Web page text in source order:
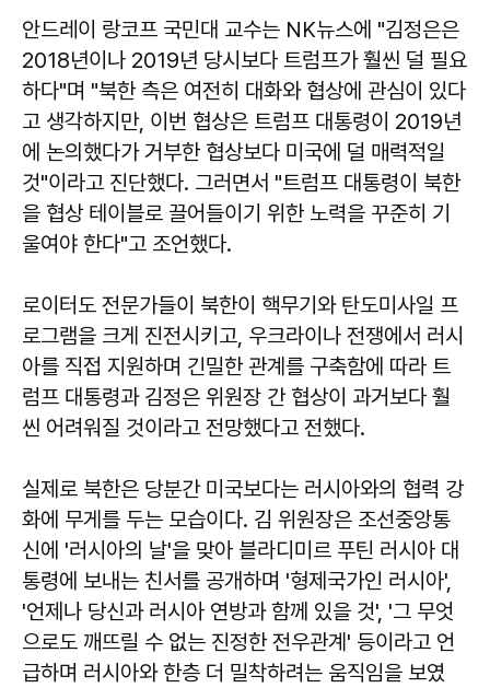
안드레이 랑코프 국민대 교수는 NK뉴스에 "김정은은
2018년이나 2019년 당시보다 트럼프가 훨씬 덜 필요
하다"며 "북한 측은 여전히 ​​대화와 협상에 관심이 있다
고 생각하지만, 이번 협상은 트럼프 대통령이 2019년
에 논의했다가 거부한 협상보다 미국에 덜 매력적일
것"이라고 진단했다. 그러면서 "트럼프 대통령이 북한
을 협상 테이블로 끌어들이기 위한 노력을 꾸준히 기
울여야 한다"고 조언했다.
로이터도 전문가들이 북한이 핵무기와 탄도미사일 프
로그램을 크게 진전시키고, 우크라이나 전쟁에서 러시
아를 직접 지원하며 긴밀한 관계를 구축함에 따라 트
럼프 대통령과 김정은 위원장 간 협상이 과거보다 훨
씬 어려워질 것이라고 전망했다고 전했다.
실제로 북한은 당분간 미국보다는 러시아와의 협력 강
화에 무게를 두는 모습이다. 김 위원장은 조선중앙통
신에 '러시아의 날'을 맞아 블라디미르 푸틴 러시아 대
통령에 보내는 친서를 공개하며 '형제국가인 러시아',
'언제나 당신과 러시아 연방과 함께 있을 것', '그 무엇
으로도 깨뜨릴 수 없는 진정한 전우관계' 등이라고 언
급하며 러시아와 한층 더 밀착하려는 움직임을 보였